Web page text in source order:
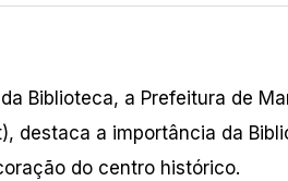
Biblioteca, a Prefeitura de
destaca a importância da
do centro histórico.